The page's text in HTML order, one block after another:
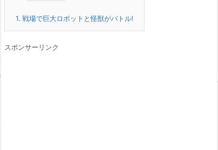
1. 戦場で巨大ロボットと怪獣がバトル!
スポンサーリンク